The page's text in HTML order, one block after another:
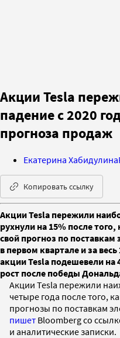
Акции Tesla
падение с 2020
прогноза продаж
Екатерина Хабидулина
Копировать ссылку
Акции Tesla пережили
рухнули на 15% после
свой прогноз по
в первом квартале и за
акции Tesla подешевели на
рост после победы
Акции Tesla пережили
четыре года после того,
прогнозы по поставкам
пишет Bloomberg со
и аналитические записки.